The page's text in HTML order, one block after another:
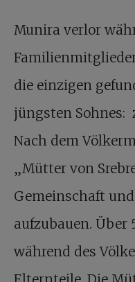
Munira verlor
die einzigen
jüngsten Sohnes:
Nach dem
„Mütter von
Gemeinschaft
aufzubauen. Über
während des